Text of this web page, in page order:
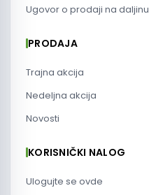
Ugovor o prodaji na daljinu
PRODAJA
Trajna akcija
Nedeljna akcija
Novosti
KORISNIČKI NALOG
Ulogujte se ovde